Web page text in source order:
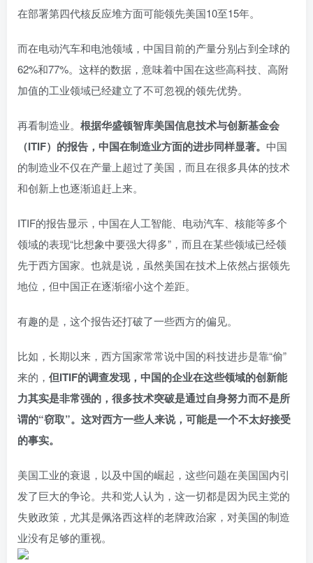
在部署第四代核反应堆方面可能领先美国10至15年。
而在电动汽车和电池领域，中国目前的产量分别占到全球的
62%和77%。这样的数据，意味着中国在这些高科技、高附
加值的工业领域已经建立了不可忽视的领先优势。
再看制造业。 根据华盛顿智库美国信息技术与创新基金会
（ITIF）的报告，中国在制造业方面的进步同样显著。 中国
的制造业不仅在产量上超过了美国，而且在很多具体的技术
和创新上也逐渐追赶上来。
ITIF的报告显示，中国在人工智能、电动汽车、核能等多个
领域的表现“比想象中要强大得多”，而且在某些领域已经领
先于西方国家。也就是说，虽然美国在技术上依然占据领先
地位，但中国正在逐渐缩小这个差距。
有趣的是，这个报告还打破了一些西方的偏见。
比如，长期以来，西方国家常常说中国的科技进步是靠“偷”
来的， 但ITIF的调查发现，中国的企业在这些领域的创新能
力其实是非常强的，很多技术突破是通过自身努力而不是所
谓的“窃取”。这对西方一些人来说，可能是一个不太好接受
的事实。
美国工业的衰退，以及中国的崛起，这些问题在美国国内引
发了巨大的争论。共和党人认为，这一切都是因为民主党的
失败政策，尤其是佩洛西这样的老牌政治家，对美国的制造
业没有足够的重视。